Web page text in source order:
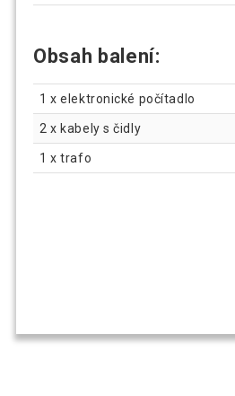
Obsah balení:
1 x elektronické počítadlo
2 x kabely s čidly
1 x trafo